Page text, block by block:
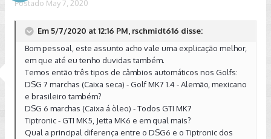
Postado May 7, 2020
Em 5/7/2020 at 12:16 PM, rschmidt616 disse:
Bom pessoal, este assunto acho vale uma explicação melhor,
em que até eu tenho duvidas também.
Temos então três tipos de câmbios automáticos nos Golfs:
DSG 7 marchas (Caixa seca) - Golf MK7 1.4 - Alemão, mexicano
e brasileiro também?
DSG 6 marchas (Caixa á òleo) - Todos GTI MK7
Tiptronic - GTI MK5, Jetta MK6 e em qual mais?
Qual a principal diferença entre o DSG6 e o Tiptronic dos